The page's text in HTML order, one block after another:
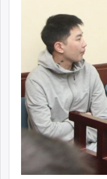
mnb.mn
Livetv.mn
Eguur.mn
24tsag.mn
shuud.mn
eagle.mn
ergelt.mn
zarig.mn
today.mn
zuv.mn
mminfo.mn